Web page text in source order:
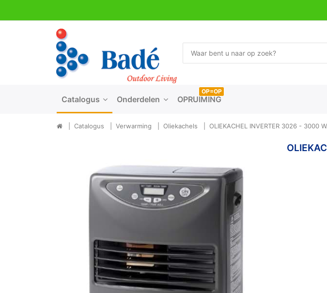
Catalogus Onderdelen OPRUIMING
OP=OP
Catalogus Verwarming Oliekachels OLIEKACHEL INVERTER 3026 - 3000